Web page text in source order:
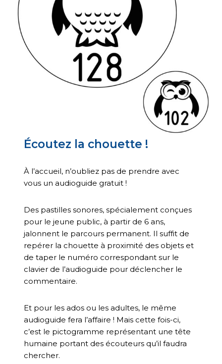
Écoutez la chouette !
À l’accueil, n’oubliez pas de prendre avec
vous un audioguide gratuit !
Des pastilles sonores, spécialement conçues
pour le jeune public, à partir de 6 ans,
jalonnent le parcours permanent. Il suffit de
repérer la chouette à proximité des objets et
de taper le numéro correspondant sur le
clavier de l’audioguide pour déclencher le
commentaire.
Et pour les ados ou les adultes, le même
audioguide fera l’affaire ! Mais cette fois-ci,
c’est le pictogramme représentant une tête
humaine portant des écouteurs qu’il faudra
chercher.